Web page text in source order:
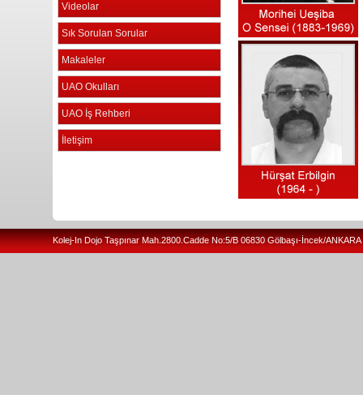
Videolar
Sık Sorulan Sorular
Makaleler
UAO Okulları
UAO İş Rehberi
İletişim
Kolej-In Dojo Taşpınar Mah.2800.Cadde No:5/B 06830 Gölbaşı-İncek/